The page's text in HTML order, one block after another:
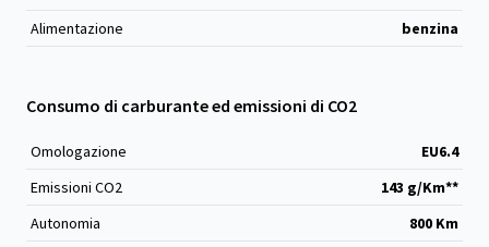
Alimentazione
benzina
Consumo di carburante ed emissioni di CO2
Omologazione
EU6.4
Emissioni CO2
143 g/Km**
Autonomia
800 Km